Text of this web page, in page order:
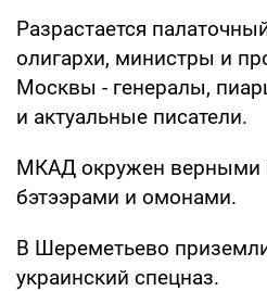
Разрастается
олигархи, министры и
Москвы - генералы,
и актуальные писатели.
МКАД окружен верными
бэтээрами и омонами.
В Шереметьево
украинский спецназ.